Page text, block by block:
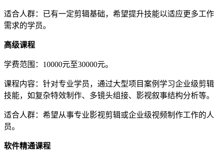
适合人群：已有一定剪辑基础，希望提升技能以适应更多工作
需求的学员。
高级课程
学费范围：10000元至30000元。
课程内容：针对专业学员，通过大型项目案例学习企业级剪辑
技能，如复杂特效制作、多镜头组接、影视叙事结构分析等。
适合人群：希望从事专业影视剪辑或企业级视频制作工作的人
员。
软件精通课程